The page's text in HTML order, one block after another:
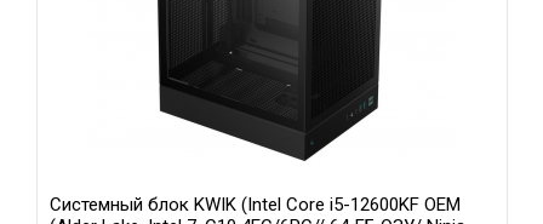
Системный блок KWIK (Intel Core i5-12600KF OEM